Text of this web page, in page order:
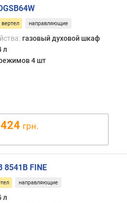
вертел направляющие
газовый духовой шкаф
л
4 шт
грн.
8541B FINE
направляющие
л